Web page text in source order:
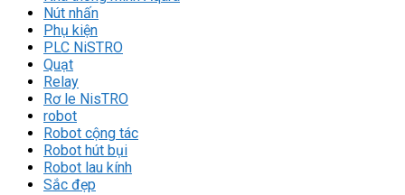
Nút nhấn
Phụ kiện
PLC NiSTRO
Quạt
Relay
Rơ le NisTRO
robot
Robot cộng tác
Robot hút bụi
Robot lau kính
Sắc đẹp